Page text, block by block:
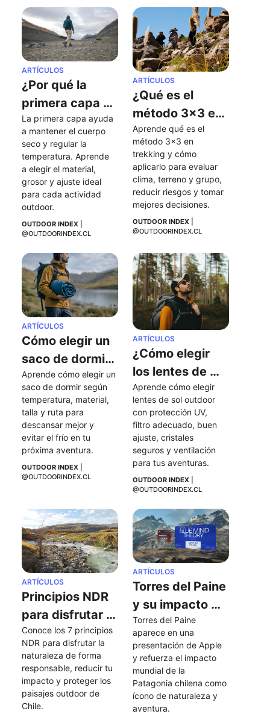
ARTÍCULOS
¿Por qué la
primera capa
es tan
importante en
las actividades
al aire libre?
La primera capa ayuda
a mantener el cuerpo
seco y regular la
temperatura. Aprende
a elegir el material,
grosor y ajuste ideal
para cada actividad
outdoor.
OUTDOOR INDEX
@OUTDOORINDEX.CL
ARTÍCULOS
¿Qué es el
método 3x3 en
trekking y por
qué deberías
aplicarlo?
Aprende qué es el
método 3x3 en
trekking y cómo
aplicarlo para evaluar
clima, terreno y grupo,
reducir riesgos y tomar
mejores decisiones.
OUTDOOR INDEX
@OUTDOORINDEX.CL
ARTÍCULOS
Cómo elegir un
saco de dormir:
temperatura,
materiales y
consejos clave
Aprende cómo elegir un
saco de dormir según
temperatura, material,
talla y ruta para
descansar mejor y
evitar el frío en tu
próxima aventura.
OUTDOOR INDEX
@OUTDOORINDEX.CL
ARTÍCULOS
¿Cómo elegir
los lentes de
sol perfectos
para mis
actividades al
aire libre?
Aprende cómo elegir
lentes de sol outdoor
con protección UV,
filtro adecuado, buen
ajuste, cristales
seguros y ventilación
para tus aventuras.
OUTDOOR INDEX
@OUTDOORINDEX.CL
ARTÍCULOS
Principios NDR
para disfrutar
la naturaleza
de forma
responsable
Conoce los 7 principios
NDR para disfrutar la
naturaleza de forma
responsable, reducir tu
impacto y proteger los
paisajes outdoor de
Chile.
ARTÍCULOS
Torres del Paine
y su impacto
tras aparecer
en una
presentación
de Apple
Torres del Paine
aparece en una
presentación de Apple
y refuerza el impacto
mundial de la
Patagonia chilena como
ícono de naturaleza y
aventura.